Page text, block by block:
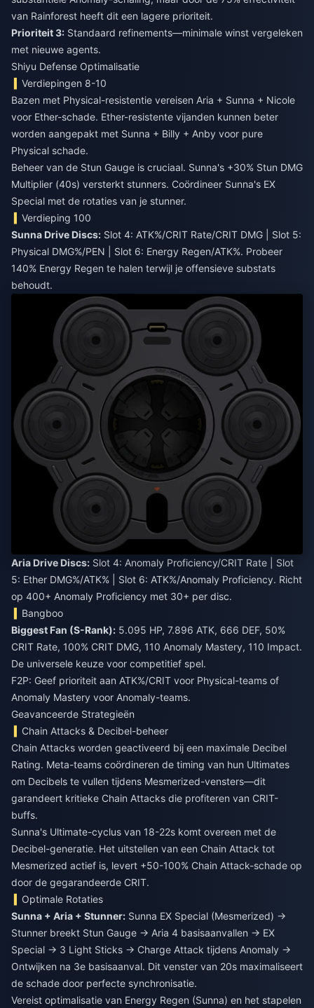
van Rainforest heeft dit een lagere prioriteit.
Prioriteit 3: Standaard refinements—minimale winst vergeleken
met nieuwe agents.
Shiyu Defense Optimalisatie
Verdiepingen 8-10
Bazen met Physical-resistentie vereisen Aria + Sunna + Nicole
voor Ether-schade. Ether-resistente vijanden kunnen beter
worden aangepakt met Sunna + Billy + Anby voor pure
Physical schade.
Beheer van de Stun Gauge is cruciaal. Sunna's +30% Stun DMG
Multiplier (40s) versterkt stunners. Coördineer Sunna's EX
Special met de rotaties van je stunner.
Verdieping 100
Sunna Drive Discs: Slot 4: ATK%/CRIT Rate/CRIT DMG | Slot 5:
Physical DMG%/PEN | Slot 6: Energy Regen/ATK%. Probeer
140% Energy Regen te halen terwijl je offensieve substats
behoudt.
Aria Drive Discs: Slot 4: Anomaly Proficiency/CRIT Rate | Slot
5: Ether DMG%/ATK% | Slot 6: ATK%/Anomaly Proficiency. Richt
op 400+ Anomaly Proficiency met 30+ per disc.
Bangboo
Biggest Fan (S-Rank): 5.095 HP, 7.896 ATK, 666 DEF, 50%
CRIT Rate, 100% CRIT DMG, 110 Anomaly Mastery, 110 Impact.
De universele keuze voor competitief spel.
F2P: Geef prioriteit aan ATK%/CRIT voor Physical-teams of
Anomaly Mastery voor Anomaly-teams.
Geavanceerde Strategieën
Chain Attacks & Decibel-beheer
Chain Attacks worden geactiveerd bij een maximale Decibel
Rating. Meta-teams coördineren de timing van hun Ultimates
om Decibels te vullen tijdens Mesmerized-vensters—dit
garandeert kritieke Chain Attacks die profiteren van CRIT-
buffs.
Sunna's Ultimate-cyclus van 18-22s komt overeen met de
Decibel-generatie. Het uitstellen van een Chain Attack tot
Mesmerized actief is, levert +50-100% Chain Attack-schade op
door de gegarandeerde CRIT.
Optimale Rotaties
Sunna + Aria + Stunner: Sunna EX Special (Mesmerized) →
Stunner breekt Stun Gauge → Aria 4 basisaanvallen → EX
Special → 3 Light Sticks → Charge Attack tijdens Anomaly →
Ontwijken na 3e basisaanval. Dit venster van 20s maximaliseert
de schade door perfecte synchronisatie.
Vereist optimalisatie van Energy Regen (Sunna) en het stapelen